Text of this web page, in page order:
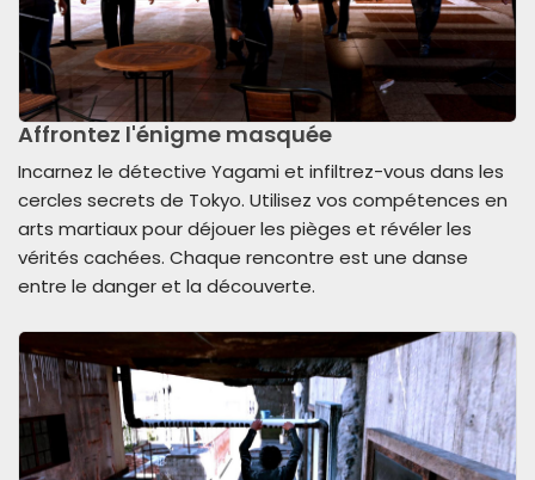
Affrontez l'énigme masquée
Incarnez le détective Yagami et infiltrez-vous dans les
cercles secrets de Tokyo. Utilisez vos compétences en
arts martiaux pour déjouer les pièges et révéler les
vérités cachées. Chaque rencontre est une danse
entre le danger et la découverte.